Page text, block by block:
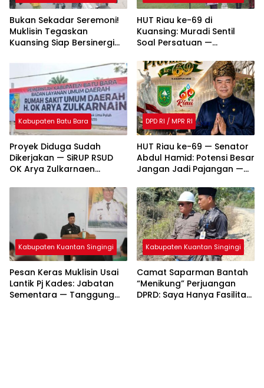
Bukan Sekadar Seremoni!
Muklisin Tegaskan
Kuansing Siap Bersinergi
HUT Riau ke-69 di
Kuansing: Muradi Sentil
Soal Persatuan —
Jadi Kekuatan
Pembangunan
Kabupaten Batu Bara
Proyek Diduga Sudah
Dikerjakan — SiRUP RSUD
OK Arya Zulkarnaen
DPD RI / MPR RI
HUT Riau ke-69 — Senator
Abdul Hamid: Potensi Besar
Jangan Jadi Pajangan —
Kabupaten Kuantan Singingi
Pesan Keras Muklisin Usai
Lantik Pj Kades: Jabatan
Sementara — Tanggung
Kabupaten Kuantan Singingi
Camat Saparman Bantah
“Menikung” Perjuangan
DPRD: Saya Hanya Fasilitasi